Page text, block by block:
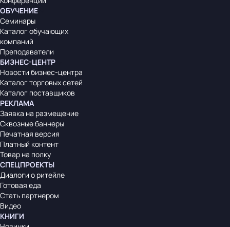
ОБУЧЕНИЕ
Семинары
Каталог обучающих
компаний
Преподаватели
БИЗНЕС-ЦЕНТР
Новости бизнес-центра
Каталог торговых сетей
Каталог поставщиков
РЕКЛАМА
Заявка на размещение
Сквозные баннеры
Печатная версия
Платный контент
Товар на полку
СПЕЦПРОЕКТЫ
Диалоги о ритейле
Готовая еда
Стать партнером
Видео
КНИГИ